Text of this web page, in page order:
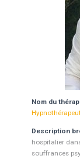
Nom du
Description
hospitalier
souffrances